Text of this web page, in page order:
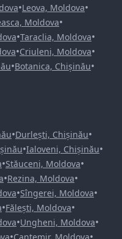
•Leova, Moldova•
Moldova•
•Taraclia, Moldova•
•Criuleni, Moldova•
•Botanica, Chișinău•
•Durlești, Chișinău•
•Ialoveni, Chișinău•
•Stăuceni, Moldova•
•Rezina, Moldova•
•Sîngerei, Moldova•
•Fălești, Moldova•
•Ungheni, Moldova•